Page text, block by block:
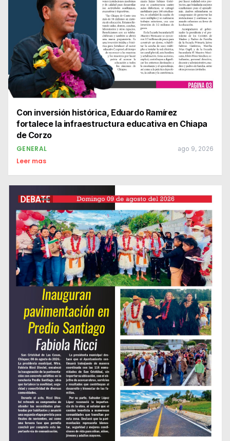
Con inversión histórica, Eduardo Ramírez
fortalece la infraestructura educativa en Chiapa
de Corzo
GENERAL ago 9, 2026
Leer mas